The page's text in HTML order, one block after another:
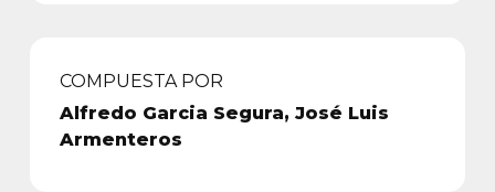
COMPUESTA POR
Alfredo Garcia Segura, José Luis
Armenteros